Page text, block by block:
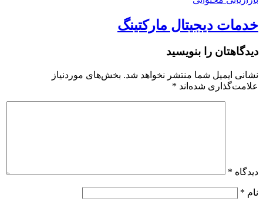
خدمات دیجیتال مارکتینگ
دیدگاهتان را بنویسید
نشانی ایمیل شما منتشر نخواهد شد. بخش‌های موردنیاز
علامت‌گذاری شده‌اند *
دیدگاه *
نام *